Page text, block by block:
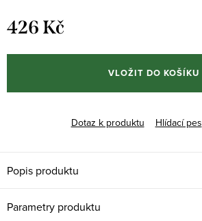
426 Kč
cena:
VLOŽIT DO KOŠÍKU
Dotaz k produktu Hlídací pes
Popis produktu
Parametry produktu